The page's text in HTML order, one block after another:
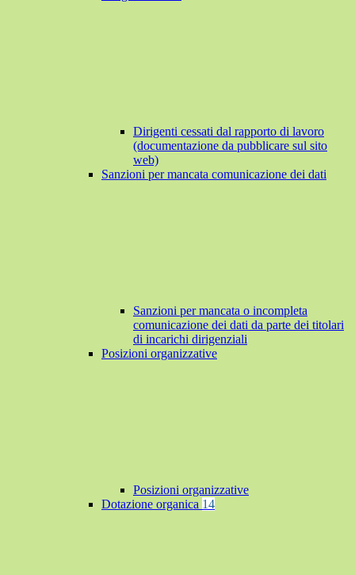
Dirigenti cessati dal rapporto di lavoro
(documentazione da pubblicare sul sito
web)
Sanzioni per mancata comunicazione dei dati
Sanzioni per mancata o incompleta
comunicazione dei dati da parte dei titolari
di incarichi dirigenziali
Posizioni organizzative
Posizioni organizzative
Dotazione organica 14